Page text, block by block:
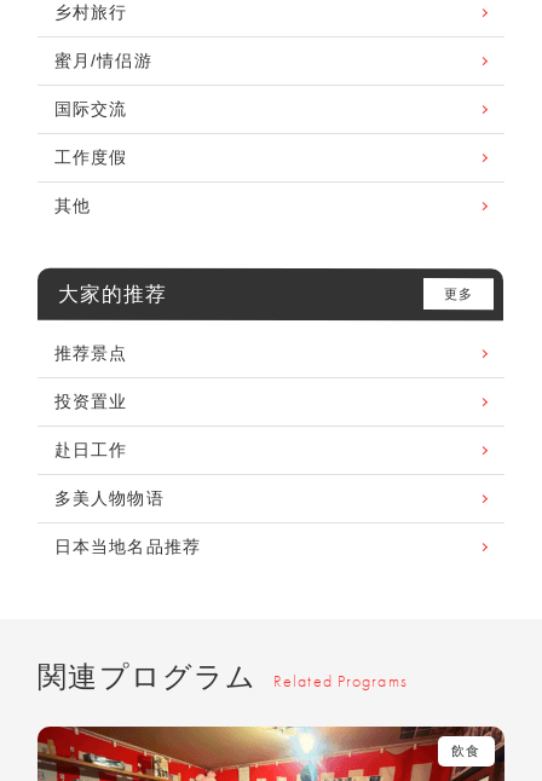
乡村旅行
蜜月/情侣游
国际交流
工作度假
其他
大家的推荐 更多
推荐景点
投资置业
赴日工作
多美人物物语
日本当地名品推荐
関連プログラム Related Programs
飲食